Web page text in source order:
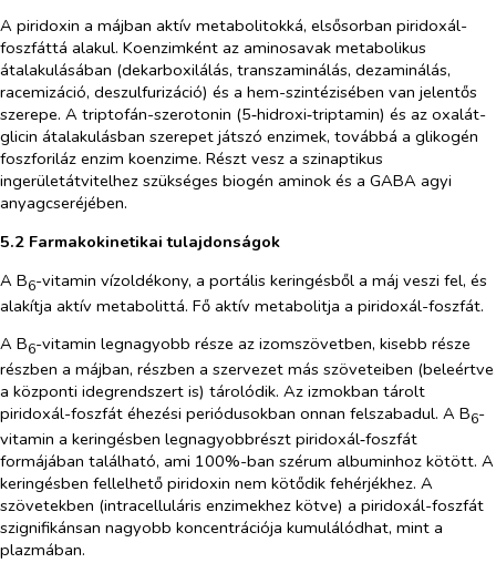
A piridoxin a májban aktív metabolitokká, elsősorban piridoxál-
foszfáttá alakul. Koenzimként az aminosavak metabolikus
átalakulásában (dekarboxilálás, transzaminálás, dezaminálás,
racemizáció, deszulfurizáció) és a hem-szintézisében van jelentős
szerepe. A triptofán-szerotonin (5‑hidroxi‑triptamin) és az oxalát-
glicin átalakulásban szerepet játszó enzimek, továbbá a glikogén
foszforiláz enzim koenzime. Részt vesz a szinaptikus
ingerületátvitelhez szükséges biogén aminok és a GABA agyi
anyagcseréjében.
5.2 Farmakokinetikai tulajdonságok
A B6-vitamin vízoldékony, a portális keringésből a máj veszi fel, és
alakítja aktív metabolittá. Fő aktív metabolitja a piridoxál-foszfát.
A B6-vitamin legnagyobb része az izomszövetben, kisebb része
részben a májban, részben a szervezet más szöveteiben (beleértve
a központi idegrendszert is) tárolódik. Az izmokban tárolt
piridoxál-foszfát éhezési periódusokban onnan felszabadul. A B6-
vitamin a keringésben legnagyobbrészt piridoxál‑foszfát
formájában található, ami 100%-ban szérum albuminhoz kötött. A
keringésben fellelhető piridoxin nem kötődik fehérjékhez. A
szövetekben (intracelluláris enzimekhez kötve) a piridoxál-foszfát
szignifikánsan nagyobb koncentrációja kumulálódhat, mint a
plazmában.